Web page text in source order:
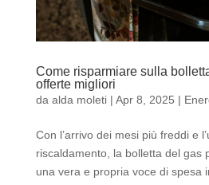
Come risparmiare sulla
offerte migliori
da alda moleti| Apr 8, 2025 |
Con l’arrivo dei mesi più freddi e
riscaldamento, la bolletta del gas
una vera e propria voce di spesa